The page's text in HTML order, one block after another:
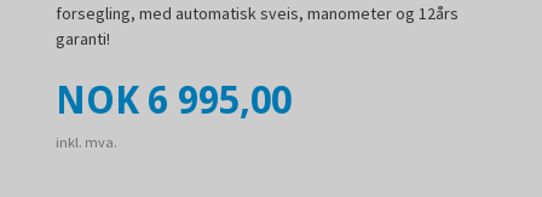
forsegling, med automatisk sveis, manometer og 12års
garanti!
Pris
NOK 6 995,00
inkl. mva.